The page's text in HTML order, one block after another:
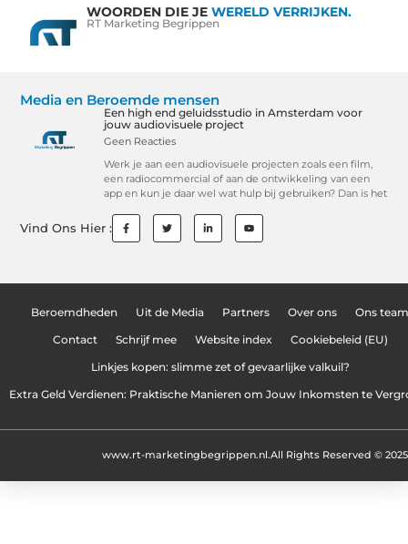
WOORDEN DIE JE WERELD VERRIJKEN.
RT Marketing Begrippen
Media en Beroemde mensen
Een high end geluidsstudio in Amsterdam voor
jouw audiovisuele project
Geen Reacties
Werk je aan een audiovisuele projecten zoals een film,
een radiocommercial of aan de ontwikkeling van een
app en kun je daar wel wat hulp bij gebruiken? Dan is het
Vind Ons Hier :
Beroemdheden Uit de Media Partners Over ons Ons team
Contact Schrijf mee Website index Cookiebeleid (EU)
Linkjes kopen: slimme zet of gevaarlijke valkuil?
Extra Geld Verdienen: Praktische Manieren om Jouw Inkomsten te
All Rights Reserved © 2025
www.rt-marketingbegrippen.nl.